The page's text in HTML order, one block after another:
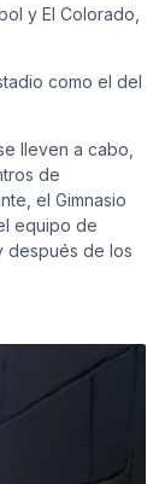
y El Colorado
como el del
lleven a cabo,
de
el Gimnasio
equipo de
después de los